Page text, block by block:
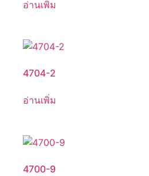
อ่านเพิ่ม
4704-2
อ่านเพิ่ม
4700-9